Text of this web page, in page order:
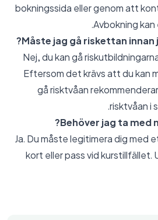
bokningssida eller genom att
Avbokning kan
Måste jag gå riskettan innan
Nej, du kan gå
Eftersom det krävs att du kan
gå risktvåan
risktvåan i
Behöver jag ta med
Ja. Du måste legitimera dig med
kort eller pass vid kurstillfället.